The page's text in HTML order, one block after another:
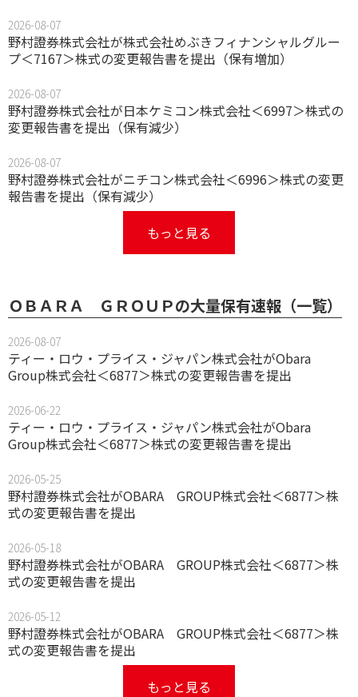
2026-08-07
野村證券株式会社が株式会社めぶきフィナンシャルグルー
プ＜7167＞株式の変更報告書を提出（保有増加）
2026-08-07
野村證券株式会社が日本ケミコン株式会社＜6997＞株式の
変更報告書を提出（保有減少）
2026-08-07
野村證券株式会社がニチコン株式会社＜6996＞株式の変更
報告書を提出（保有減少）
もっと見る
ＯＢＡＲＡ ＧＲＯＵＰの大量保有速報（一覧）
2026-08-07
ティー・ロウ・プライス・ジャパン株式会社がObara
Group株式会社＜6877＞株式の変更報告書を提出
2026-06-22
ティー・ロウ・プライス・ジャパン株式会社がObara
Group株式会社＜6877＞株式の変更報告書を提出
2026-05-25
野村證券株式会社がOBARA GROUP株式会社＜6877＞株
式の変更報告書を提出
2026-05-18
野村證券株式会社がOBARA GROUP株式会社＜6877＞株
式の変更報告書を提出
2026-05-12
野村證券株式会社がOBARA GROUP株式会社＜6877＞株
式の変更報告書を提出
もっと見る